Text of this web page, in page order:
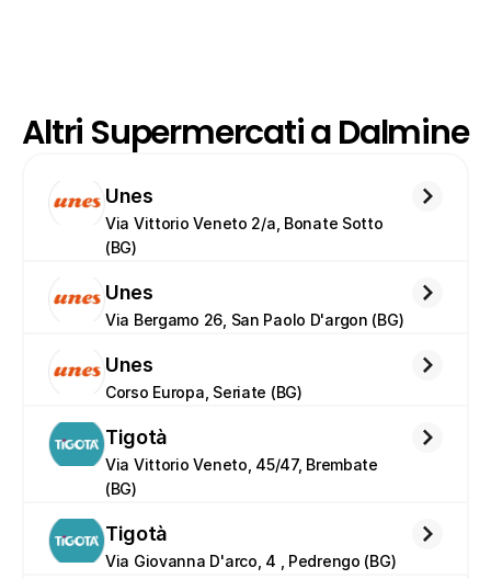
Altri Supermercati a Dalmine
Unes
Via Vittorio Veneto 2/a, Bonate Sotto
(BG)
Unes
Via Bergamo 26, San Paolo D'argon (BG)
Unes
Corso Europa, Seriate (BG)
Tigotà
Via Vittorio Veneto, 45/47, Brembate
(BG)
Tigotà
Via Giovanna D'arco, 4 , Pedrengo (BG)